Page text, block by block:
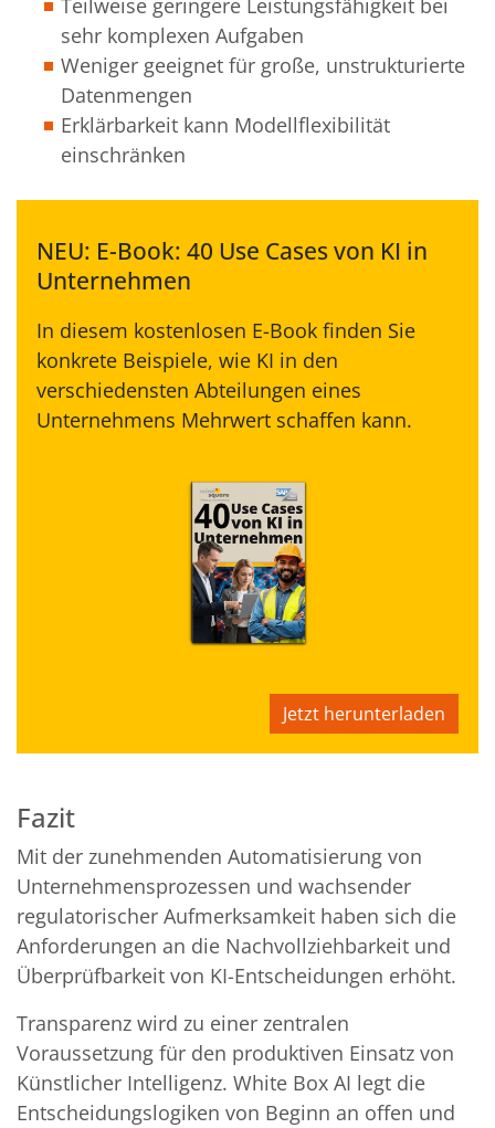
Teilweise geringere Leistungsfähigkeit bei
sehr komplexen Aufgaben
Weniger geeignet für große, unstrukturierte
Datenmengen
Erklärbarkeit kann Modellflexibilität
einschränken
NEU: E-Book: 40 Use Cases von KI in
Unternehmen
In diesem kostenlosen E-Book finden Sie
konkrete Beispiele, wie KI in den
verschiedensten Abteilungen eines
Unternehmens Mehrwert schaffen kann.
Jetzt herunterladen
Fazit
Mit der zunehmenden Automatisierung von
Unternehmensprozessen und wachsender
regulatorischer Aufmerksamkeit haben sich die
Anforderungen an die Nachvollziehbarkeit und
Überprüfbarkeit von KI-Entscheidungen erhöht.
Transparenz wird zu einer zentralen
Voraussetzung für den produktiven Einsatz von
Künstlicher Intelligenz. White Box AI legt die
Entscheidungslogiken von Beginn an offen und